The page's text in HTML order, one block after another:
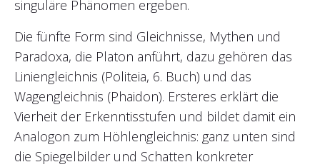
singuläre Phänomen ergeben.
Die fünfte Form sind Gleichnisse, Mythen und
Paradoxa, die Platon anführt, dazu gehören das
Liniengleichnis (Politeia, 6. Buch) und das
Wagengleichnis (Phaidon). Ersteres erklärt die
Vierheit der Erkenntisstufen und bildet damit ein
Analogon zum Höhlengleichnis: ganz unten sind
die Spiegelbilder und Schatten konkreter